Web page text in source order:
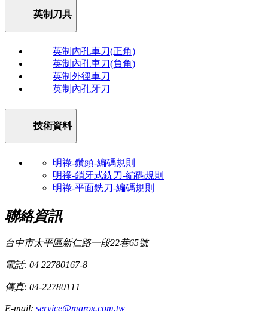
英制刀具
英制內孔車刀(正角)
英制內孔車刀(負角)
英制外徑車刀
英制內孔牙刀
技術資料
明祿-鑽頭-編碼規則
明祿-鎖牙式銑刀-編碼規則
明祿-平面銑刀-編碼規則
聯絡資訊
台中市太平區新仁路一段22巷65號
電話: 04 22780167-8
傳真: 04-22780111
E-mail: service@marox.com.tw